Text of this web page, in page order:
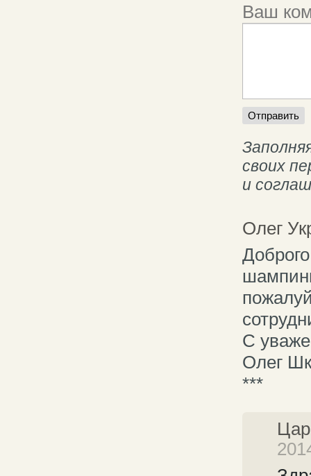
Ваш
своих
и
Олег
С
Олег
***